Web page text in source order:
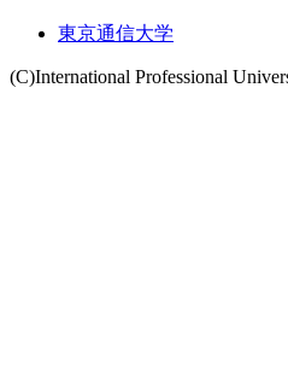
東京通信大学
(C)International Professional